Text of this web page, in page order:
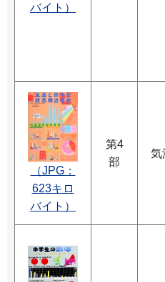
バイト）
（JPG：
623キロ
バイト）
第4
部
気